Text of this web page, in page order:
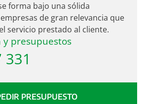
forma bajo una sólida
de gran relevancia que
servicio prestado al cliente.
presupuestos
331
PRESUPUESTO